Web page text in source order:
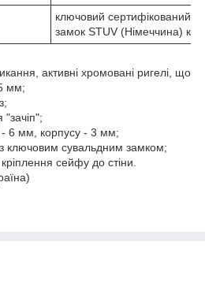
ключовий сертифікований
замок STUV (Німеччина)
активні хромовані ригелі, що
мм;
"зачіп";
6 мм, корпусу - 3 мм;
з ключовим сувальдним замком;
сейфу до стіни.